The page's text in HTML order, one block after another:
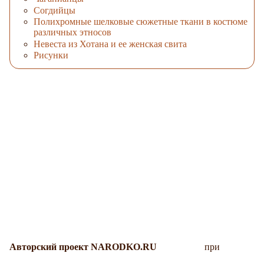
Согдийцы
Полихромные шелковые сюжетные ткани в костюме
различных этносов
Невеста из Хотана и ее женская свита
Рисунки
Авторский проект NARODKO.RU
при